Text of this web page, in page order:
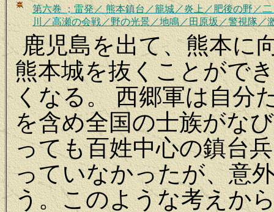
第六巻 ；雷発／ 熊本鎮台／籠城／炎上／肥後の野／
川／高瀬の会戦／野の光景／地鳴／田原坂／警視隊／
鹿児島を出て、熊本に
熊本城を抜くことがで
くなる。 西郷軍は自分
を含め全国の士族がな
っても百姓中心の鎮台
っていなかったが、意
う。このような考えか